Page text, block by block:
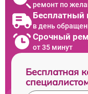
ремонт по
Бесплатный
в день
Срочный
от 35 минут
Бесплатная